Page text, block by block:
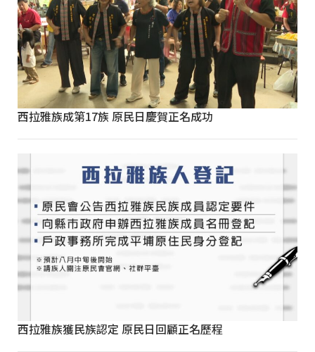
西拉雅族成第17族 原民日慶賀正名成功
西拉雅族獲民族認定 原民日回顧正名歷程